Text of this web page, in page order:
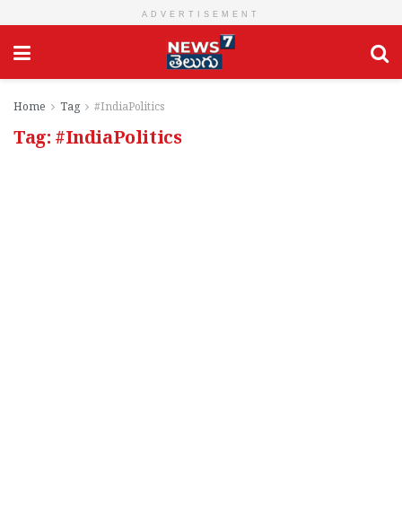
ADVERTISEMENT
Home Tag #IndiaPolitics
Tag: #IndiaPolitics